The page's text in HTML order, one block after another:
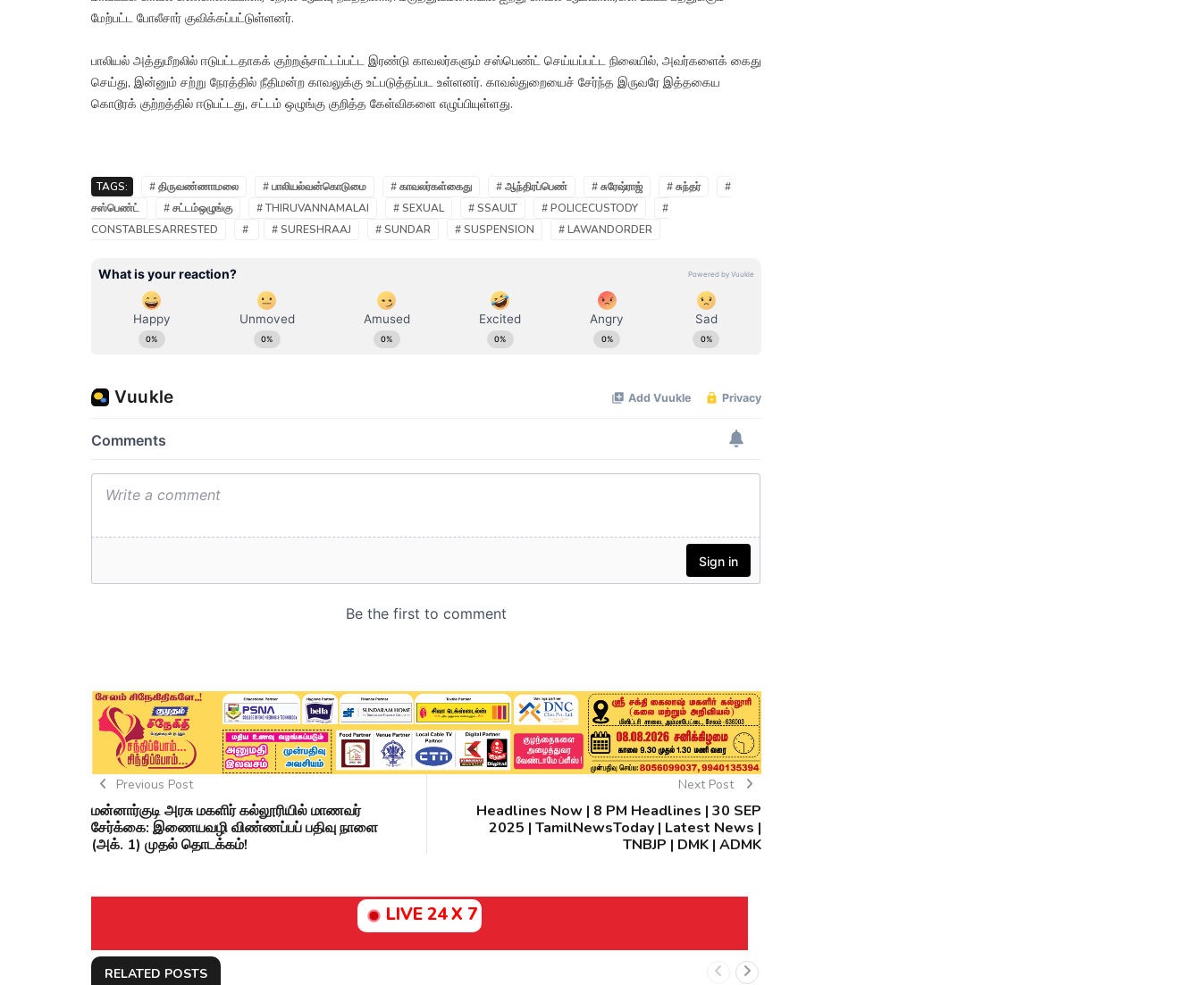
மேற்பட்ட போலீசார் குவிக்கப்பட்டுள்ளனர்.
பாலியல் அத்துமீறலில் ஈடுபட்டதாகக் குற்றஞ்சாட்டப்பட்ட இரண்டு காவலர்களும் சஸ்பெண்ட் செய்யப்பட்ட நிலையில், அவர்களைக் கைது
செய்து, இன்னும் சற்று நேரத்தில் நீதிமன்ற காவலுக்கு உட்படுத்தப்பட உள்ளனர். காவல்துறையைச் சேர்ந்த இருவரே இத்தகைய
கொடூரக் குற்றத்தில் ஈடுபட்டது, சட்டம் ஒழுங்கு குறித்த கேள்விகளை எழுப்பியுள்ளது.
TAGS: # திருவண்ணாமலை # பாலியல்வன்கொடுமை # காவலர்கள்கைது # ஆந்திரப்பெண் # சுரேஷ்ராஜ் # சுந்தர்
#
சஸ்பெண்ட்
# சட்டம்ஒழுங்கு # THIRUVANNAMALAI # SEXUAL # SSAULT # POLICECUSTODY
#
CONSTABLESARRESTED
# # SURESHRAAJ # SUNDAR # SUSPENSION # LAWANDORDER
Previous Post
மன்னார்குடி அரசு மகளிர் கல்லூரியில் மாணவர்
சேர்க்கை: இணையவழி விண்ணப்பப் பதிவு நாளை
(அக். 1) முதல் தொடக்கம்!
Next Post
Headlines Now | 8 PM Headlines | 30 SEP
2025 | TamilNewsToday | Latest News |
TNBJP | DMK | ADMK
LIVE 24 X 7
RELATED POSTS